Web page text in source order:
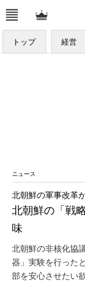
トップ 経営
ニュース
北朝鮮の「戦
味
北朝鮮の軍事改革
北朝鮮の非核化協
器」実験を行った
部を安心させたい